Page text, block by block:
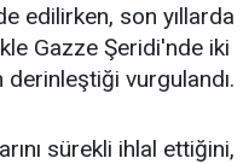
edilirken, son yıllarda
Gazze Şeridi'nde iki
derinleştiği vurgulandı.
sürekli ihlal ettiğini,